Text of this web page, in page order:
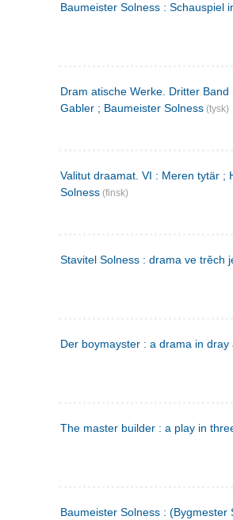
Baumeister Solness : Schauspiel
Dram atische Werke. Dritter Band
Gabler ; Baumeister Solness (tysk)
Valitut draamat. VI : Meren tytär ;
Solness (finsk)
Stavitel Solness : drama ve trěch
Der boymayster : a drama in dray
The master builder : a play in
Baumeister Solness : (Bygmester